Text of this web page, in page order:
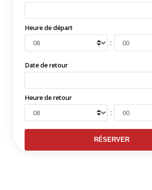
Heure de départ
:
Date de retour
Heure de retour
: